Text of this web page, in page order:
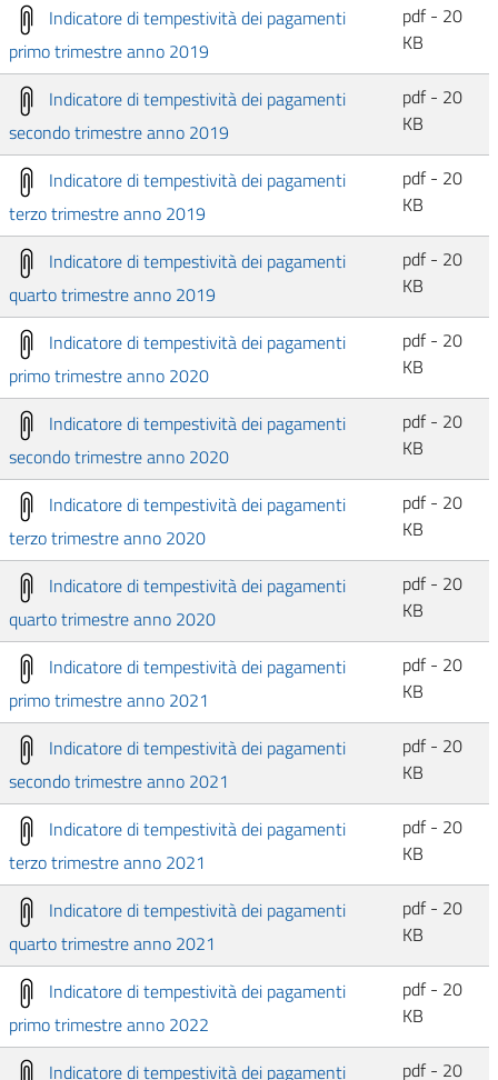
Indicatore di tempestività dei pagamenti
primo trimestre anno 2019
pdf - 20
KB
Indicatore di tempestività dei pagamenti
secondo trimestre anno 2019
pdf - 20
KB
Indicatore di tempestività dei pagamenti
terzo trimestre anno 2019
pdf - 20
KB
Indicatore di tempestività dei pagamenti
quarto trimestre anno 2019
pdf - 20
KB
Indicatore di tempestività dei pagamenti
primo trimestre anno 2020
pdf - 20
KB
Indicatore di tempestività dei pagamenti
secondo trimestre anno 2020
pdf - 20
KB
Indicatore di tempestività dei pagamenti
terzo trimestre anno 2020
pdf - 20
KB
Indicatore di tempestività dei pagamenti
quarto trimestre anno 2020
pdf - 20
KB
Indicatore di tempestività dei pagamenti
primo trimestre anno 2021
pdf - 20
KB
Indicatore di tempestività dei pagamenti
secondo trimestre anno 2021
pdf - 20
KB
Indicatore di tempestività dei pagamenti
terzo trimestre anno 2021
pdf - 20
KB
Indicatore di tempestività dei pagamenti
quarto trimestre anno 2021
pdf - 20
KB
Indicatore di tempestività dei pagamenti
primo trimestre anno 2022
pdf - 20
KB
Indicatore di tempestività dei pagamenti
pdf - 20